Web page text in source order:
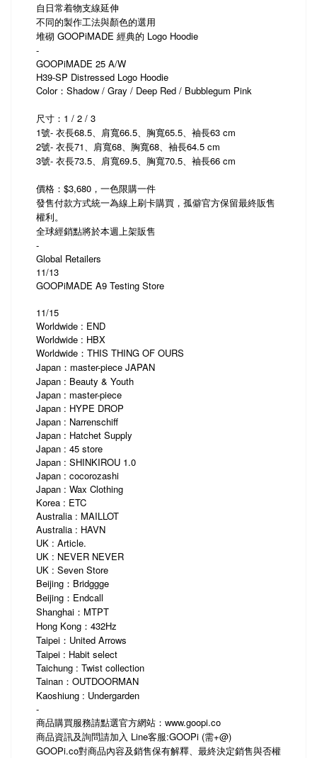
自日常着物支線延伸
不同的製作工法與顏色的選用
堆砌 GOOPiMADE 經典的 Logo Hoodie
-
GOOPiMADE 25 A/W
H39-SP Distressed Logo Hoodie
Color：Shadow / Gray / Deep Red / Bubblegum Pink
尺寸：1 / 2 / 3
1號- 衣長68.5、肩寬66.5、胸寬65.5、袖長63 cm
2號- 衣長71、肩寬68、胸寬68、袖長64.5 cm
3號- 衣長73.5、肩寬69.5、胸寬70.5、袖長66 cm
價格：$3,680，一色限購一件
發售付款方式統一為線上刷卡購買，孤僻官方保留最終販售
權利。
全球經銷點將於本週上架販售
-
Global Retailers
11/13
GOOPiMADE A9 Testing Store
11/15
Worldwide : END
Worldwide : HBX
Worldwide：THIS THING OF OURS
Japan：master-piece JAPAN
Japan : Beauty & Youth
Japan : master-piece
Japan : HYPE DROP
Japan : Narrenschiff
Japan : Hatchet Supply
Japan : 45 store
Japan : SHINKIROU 1.0
Japan : cocorozashi
Japan : Wax Clothing
Korea : ETC
Australia : MAILLOT
Australia : HAVN
UK : Article.
UK : NEVER NEVER
UK : Seven Store
Beijing：Bridggge
Beijing：Endcall
Shanghai：MTPT
Hong Kong：432Hz
Taipei：United Arrows
Taipei : Habit select
Taichung : Twist collection
Tainan：OUTDOORMAN
Kaoshiung : Undergarden
-
商品購買服務請點選官方網站：www.goopi.co
商品資訊及詢問請加入 Line客服:GOOPi (需+@)
GOOPi.co對商品內容及銷售保有解釋、最終決定銷售與否權